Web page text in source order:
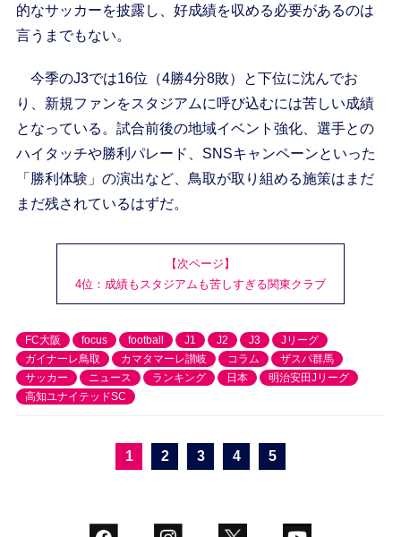
的なサッカーを披露し、好成績を収める必要があるのは
言うまでもない。
今季のJ3では16位（4勝4分8敗）と下位に沈んでお
り、新規ファンをスタジアムに呼び込むには苦しい成績
となっている。試合前後の地域イベント強化、選手との
ハイタッチや勝利パレード、SNSキャンペーンといった
「勝利体験」の演出など、鳥取が取り組める施策はまだ
まだ残されているはずだ。
【次ページ】
4位：成績もスタジアムも苦しすぎる関東クラブ
FC大阪 focus football J1 J2 J3
Jリーグ
ガイナーレ鳥取
カマタマーレ讃岐 コラム
ザスパ群馬
サッカー
ニュース ランキング 日本
明治安田Jリーグ
高知ユナイテッドSC
1 2 3 4 5